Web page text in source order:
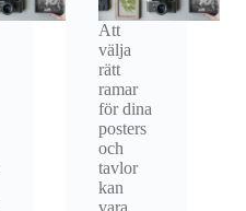
Att
välja
rätt
ramar
för dina
posters
och
tavlor
kan